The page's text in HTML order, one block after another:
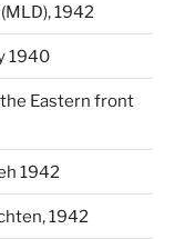
1942
1940
Eastern front
1942
1942